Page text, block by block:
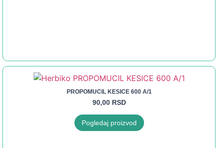
PROPOMUCIL KESICE 600 A/1
90,00 RSD
Pogledaj proizvod